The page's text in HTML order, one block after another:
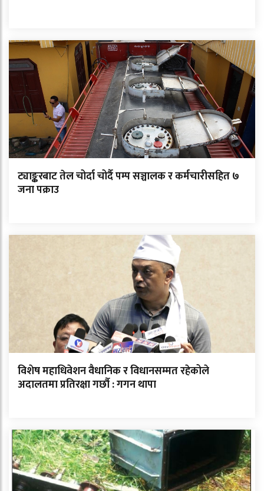
ट्याङ्करबाट तेल चोर्दा चोर्दै पम्प सञ्चालक र कर्मचारीसहित ७
जना पक्राउ
विशेष महाधिवेशन वैधानिक र विधानसम्मत रहेकोले
अदालतमा प्रतिरक्षा गर्छौ : गगन थापा